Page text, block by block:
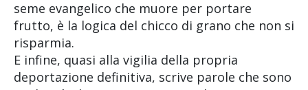
seme evangelico che muore per portare
frutto, è la logica del chicco di grano che non si
risparmia.
E infine, quasi alla vigilia della propria
deportazione definitiva, scrive parole che sono